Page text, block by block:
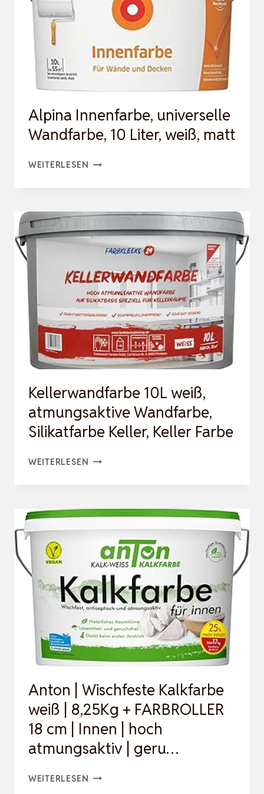
Alpina Innenfarbe, universelle
Wandfarbe, 10 Liter, weiß, matt
WEITERLESEN ALPINA
WANDFARBE,
10
LITER,
WEISS, M
ATT
Kellerwandfarbe 10L weiß,
atmungsaktive Wandfarbe,
Silikatfarbe Keller, Keller Farbe
WEITERLESEN KELLERWANDFARBE
TMUNGSAKTIVE W
ANDFARBE, S
ILIKATFARBE K
ELLER, K
ELLER F
ARBE
Anton | Wischfeste Kalkfarbe
weiß | 8,25Kg + FARBROLLER
18 cm | Innen | hoch
atmungsaktiv | geru…
WEITERLESEN ANTON